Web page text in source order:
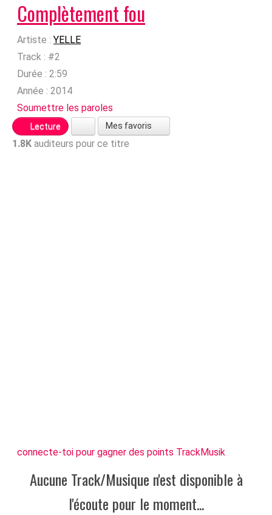
Complètement fou
Artiste : YELLE
Track : #2
Durée : 2:59
Année : 2014
Soumettre les paroles
Lecture Mes favoris
1.8K auditeurs pour ce titre
connecte-toi pour gagner des points TrackMusik
Aucune Track/Musique n'est disponible à
l'écoute pour le moment...